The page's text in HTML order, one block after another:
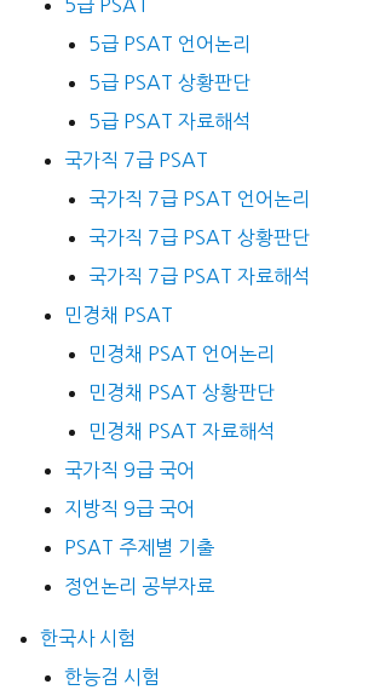
5급 PSAT
5급 PSAT 언어논리
5급 PSAT 상황판단
5급 PSAT 자료해석
국가직 7급 PSAT
국가직 7급 PSAT 언어논리
국가직 7급 PSAT 상황판단
국가직 7급 PSAT 자료해석
민경채 PSAT
민경채 PSAT 언어논리
민경채 PSAT 상황판단
민경채 PSAT 자료해석
국가직 9급 국어
지방직 9급 국어
PSAT 주제별 기출
정언논리 공부자료
한국사 시험
한능검 시험